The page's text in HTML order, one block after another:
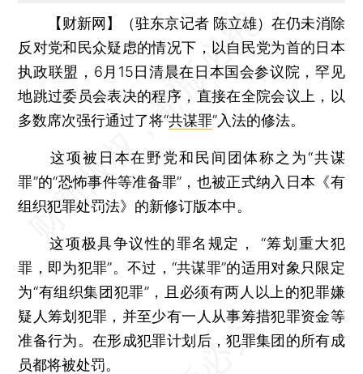
【财新网】（驻东京记者 陈立雄）在仍未消除
反对党和民众疑虑的情况下，以自民党为首的日本
执政联盟，6月15日清晨在日本国会参议院，罕见
地跳过委员会表决的程序，直接在全院会议上，以
多数席次强行通过了将“共谋罪”入法的修法。
这项被日本在野党和民间团体称之为“共谋
罪”的“恐怖事件等准备罪”，也被正式纳入日本《有
组织犯罪处罚法》的新修订版本中。
这项极具争议性的罪名规定， “筹划重大犯
罪，即为犯罪”。不过，“共谋罪”的适用对象只限定
为“有组织集团犯罪”，且必须有两人以上的犯罪嫌
疑人筹划犯罪，并至少有一人从事筹措犯罪资金等
准备行为。在形成犯罪计划后，犯罪集团的所有成
员都将被处罚。